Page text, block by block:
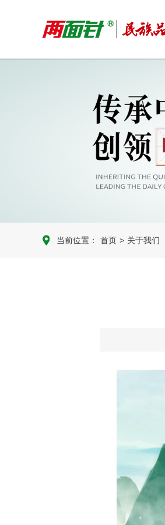
当前位置： 首页 > 关于我们